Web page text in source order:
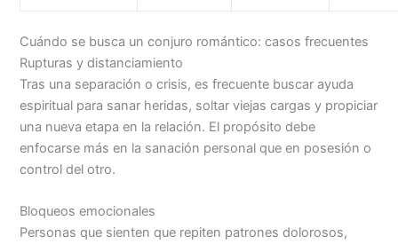
Cuándo se busca un conjuro romántico: casos frecuentes
Rupturas y distanciamiento
Tras una separación o crisis, es frecuente buscar ayuda
espiritual para sanar heridas, soltar viejas cargas y propiciar
una nueva etapa en la relación. El propósito debe
enfocarse más en la sanación personal que en posesión o
control del otro.
Bloqueos emocionales
Personas que sienten que repiten patrones dolorosos,